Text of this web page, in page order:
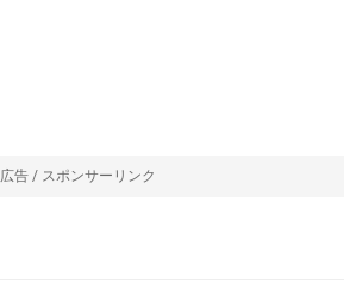
広告 / スポンサーリンク